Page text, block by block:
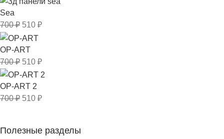
Sea
700₽ 510 ₽
OP-ART
700₽ 510 ₽
OP-ART 2
700₽ 510 ₽
Полезные разделы